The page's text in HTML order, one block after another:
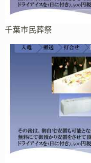
千葉市民葬祭